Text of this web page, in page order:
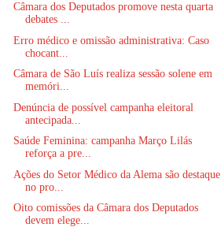
Câmara dos Deputados promove nesta quarta
debates ...
Erro médico e omissão administrativa: Caso
chocant...
Câmara de São Luís realiza sessão solene em
memóri...
Denúncia de possível campanha eleitoral
antecipada...
Saúde Feminina: campanha Março Lilás
reforça a pre...
Ações do Setor Médico da Alema são destaque
no pro...
Oito comissões da Câmara dos Deputados
devem elege...